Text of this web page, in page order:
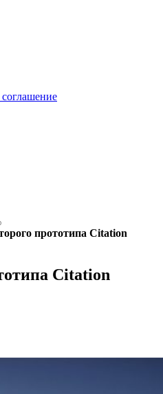
соглашение
прототипа Citation
Citation